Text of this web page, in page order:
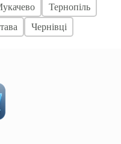
Тернопіль
Чернівці